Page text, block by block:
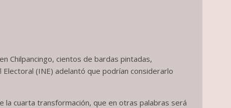
Chilpancingo, cientos de bardas pintadas,
(INE) adelantó que podrían considerarlo
la cuarta transformación, que en otras palabras será